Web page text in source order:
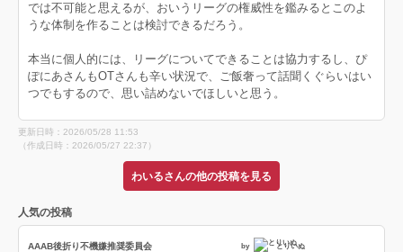
では不可能と思えるが、おいうリーグの権威性を鑑みるとこのよ
うな体制を作ることは検討できるだろう。
本当に個人的には、リーグについてできることは協力するし、ぴ
ぽにあさんもOTさんも辛い状況で、ご飯奢って話聞くぐらいはい
つでもするので、思い詰めないでほしいと思う。
更新日時：2026/05/28 11:53
（作成日時：2026/05/27 22:37）
わいるさんの他の投稿を見る
人気の投稿
AAAB後折り不機嫌推奨委員会 by とりいぬ